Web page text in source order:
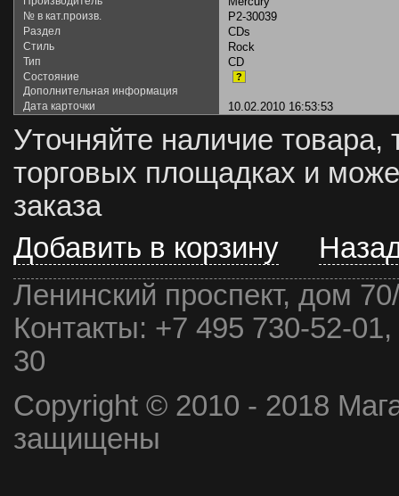
№ в кат.произв. P2-30039
Раздел CDs
Стиль Rock
Тип CD
Состояние ?
Дополнительная информация
Дата карточки
10.02.2010 16:53:53
Уточняйте наличие товара,
торговых площадках и
заказа
Добавить в корзину
Ленинский проспект, дом
Контакты: +7 495 730-52-
30
Copyright © 2010 - 2018
защищены